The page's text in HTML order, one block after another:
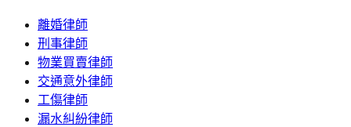
離婚律師
刑事律師
物業買賣律師
交通意外律師
工傷律師
漏水糾紛律師